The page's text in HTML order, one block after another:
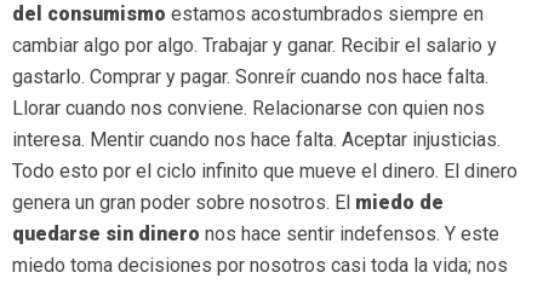
del consumismo estamos acostumbrados siempre en
cambiar algo por algo. Trabajar y ganar. Recibir el salario y
gastarlo. Comprar y pagar. Sonreír cuando nos hace falta.
Llorar cuando nos conviene. Relacionarse con quien nos
interesa. Mentir cuando nos hace falta. Aceptar injusticias.
Todo esto por el ciclo infinito que mueve el dinero. El dinero
genera un gran poder sobre nosotros. El miedo de
quedarse sin dinero nos hace sentir indefensos. Y este
miedo toma decisiones por nosotros casi toda la vida; nos